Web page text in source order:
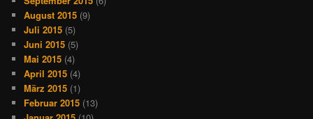
August 2015 (9)
Juli 2015 (5)
Juni 2015 (5)
Mai 2015 (4)
April 2015 (4)
März 2015 (1)
Februar 2015 (13)